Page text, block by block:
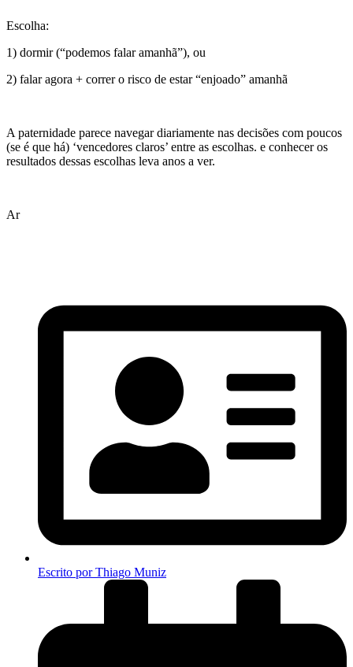
Escolha:
1) dormir (“podemos falar amanhã”), ou
2) falar agora + correr o risco de estar “enjoado” amanhã
A paternidade parece navegar diariamente nas decisões com poucos
(se é que há) ‘vencedores claros’ entre as escolhas. e conhecer os
resultados dessas escolhas leva anos a ver.
Ar
Escrito porThiago Muniz